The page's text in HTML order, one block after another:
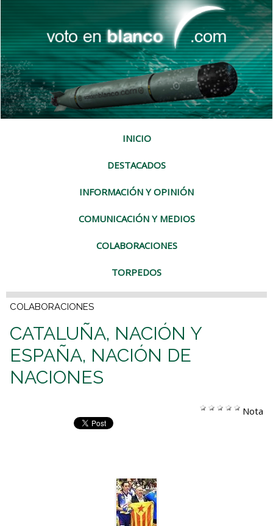
INICIO
DESTACADOS
INFORMACIÓN Y OPINIÓN
COMUNICACIÓN Y MEDIOS
COLABORACIONES
TORPEDOS
COLABORACIONES
CATALUÑA, NACIÓN Y
ESPAÑA, NACIÓN DE
NACIONES
Nota